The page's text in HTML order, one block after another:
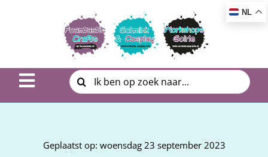
Toggle
Product uitleg
Zoeken
naar:
Geplaatst op: woensdag 23 september 2023
NL